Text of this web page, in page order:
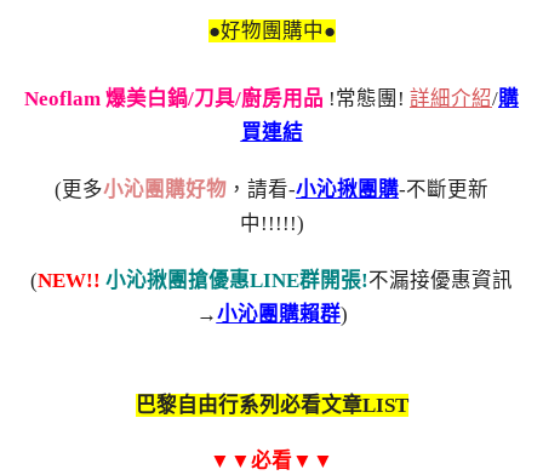
●好物團購中●
Neoflam 爆美白鍋/刀具/廚房用品 !常態團! 詳細介紹/購
買連結
(更多小沁團購好物 ，請看-小沁揪團購-不斷更新
中!!!!!)
(NEW!! 小沁揪團搶優惠LINE群開張!不漏接優惠資訊
→小沁團購賴群)
巴黎自由行系列必看文章LIST
▼▼必看▼▼